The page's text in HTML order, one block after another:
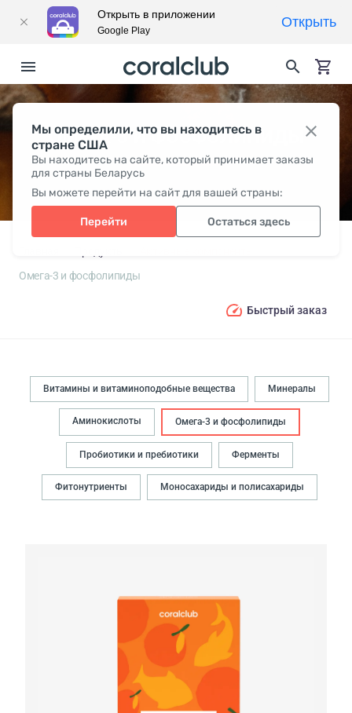
Мы определили, что вы находитесь в
стране США
Вы находитесь на сайте, который принимает заказы
для страны Беларусь
Вы можете перейти на сайт для вашей страны:
Перейти Остаться здесь
ОМЕГА-3 И ФОСФОЛИПИДЫ
Омега-3 и фосфолипиды
Быстрый заказ
Витамины и витаминоподобные вещества Минералы
Аминокислоты Омега-3 и фосфолипиды
Пробиотики и пребиотики Ферменты
Фитонутриенты Моносахариды и полисахариды
Открыть в приложении
Google Play
Открыть